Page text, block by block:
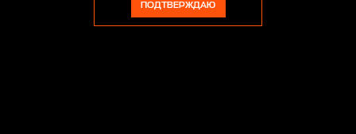
ПОДТВЕРЖДАЮ